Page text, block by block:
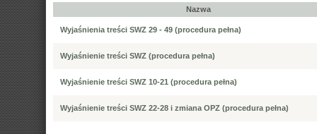
Nazwa
Wyjaśnienia treści SWZ 29 - 49 (procedura pełna)
Wyjaśnienie treści SWZ (procedura pełna)
Wyjaśnienie treści SWZ 10-21 (procedura pełna)
Wyjaśnienie treści SWZ 22-28 i zmiana OPZ (procedura pełna)